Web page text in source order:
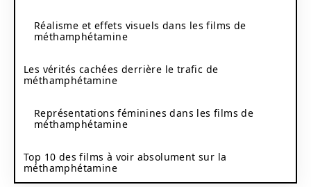
Réalisme et effets visuels dans les films de
méthamphétamine
Les vérités cachées derrière le trafic de
méthamphétamine
Représentations féminines dans les films de
méthamphétamine
Top 10 des films à voir absolument sur la
méthamphétamine